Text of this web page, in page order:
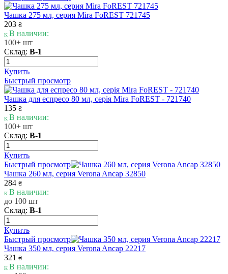
Чашка 275 мл, серия Mira FoREST 721745
203 ₴
В наличии:
100+ шт
Склад: В-1
Купить
Быстрый просмотр
Чашка для еспресо 80 мл, серія Mira FoREST - 721740
135 ₴
В наличии:
100+ шт
Склад: В-1
Купить
Быстрый просмотр
Чашка 260 мл, серия Verona Ancap 32850
284 ₴
В наличии:
до 100 шт
Склад: В-1
Купить
Быстрый просмотр
Чашка 350 мл, серия Verona Ancap 22217
321 ₴
В наличии: